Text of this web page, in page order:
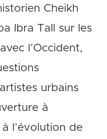
Cheikh
Ibra Tall sur les
l’Occident,
urbains
à
l’évolution de